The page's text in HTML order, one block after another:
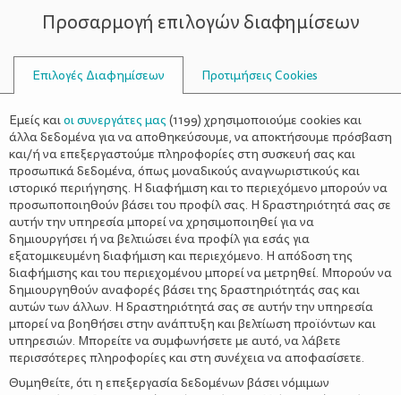
ΣΥΜΒΟΥΛΟΙ
ΑΠΟΜΑΚΡΥΣΜΈΝΩΝ ΝΗΣΙΏΝ
Προσαρμογή επιλογών διαφημίσεων
Επιλογές Διαφημίσεων Προτιμήσεις Cookies
Εμείς καιοι συνεργάτες μας (1199) χρησιμοποιούμε cookies και
άλλα δεδομένα για να αποθηκεύσουμε, να αποκτήσουμε πρόσβαση
και/ή να επεξεργαστούμε πληροφορίες στη συσκευή σας και
προσωπικά δεδομένα, όπως μοναδικούς αναγνωριστικούς και
ιστορικό περιήγησης. Η διαφήμιση και το περιεχόμενο μπορούν να
προσωποποιηθούν βάσει του προφίλ σας. Η δραστηριότητά σας σε
αυτήν την υπηρεσία μπορεί να χρησιμοποιηθεί για να
δημιουργήσει ή να βελτιώσει ένα προφίλ για εσάς για
εξατομικευμένη διαφήμιση και περιεχόμενο. Η απόδοση της
διαφήμισης και του περιεχομένου μπορεί να μετρηθεί. Μπορούν να
δημιουργηθούν αναφορές βάσει της δραστηριότητάς σας και
αυτών των άλλων. Η δραστηριότητά σας σε αυτήν την υπηρεσία
μπορεί να βοηθήσει στην ανάπτυξη και βελτίωση προϊόντων και
υπηρεσιών. Μπορείτε να συμφωνήσετε με αυτό, να λάβετε
περισσότερες πληροφορίες και στη συνέχεια να αποφασίσετε.
Θυμηθείτε, ότι η επεξεργασία δεδομένων βάσει νόμιμων